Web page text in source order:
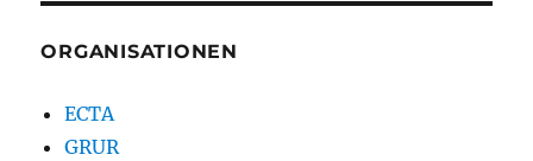
ORGANISATIONEN
ECTA
GRUR